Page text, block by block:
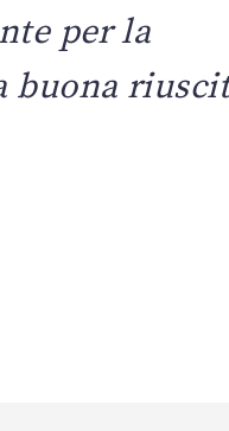
per la
buona